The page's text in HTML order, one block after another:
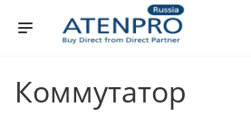
Коммутатор